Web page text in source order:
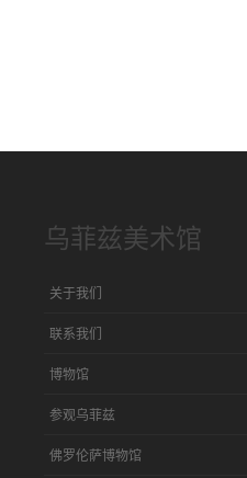
乌菲兹美术馆
关于我们
联系我们
博物馆
参观乌菲兹
佛罗伦萨博物馆